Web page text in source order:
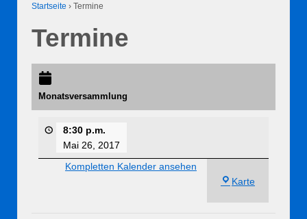
Startseite › Termine
Termine
Monatsversammlung
8:30 p.m.
Mai 26, 2017
Karte
Kompletten Kalender ansehen